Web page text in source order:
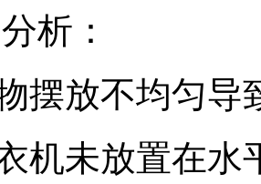
：
放不均匀导
未放置在水